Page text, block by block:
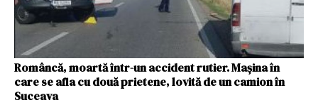
Româncă, moartă într-un accident rutier. Maşina în
care se afla cu două prietene, lovită de un camion în
Suceava